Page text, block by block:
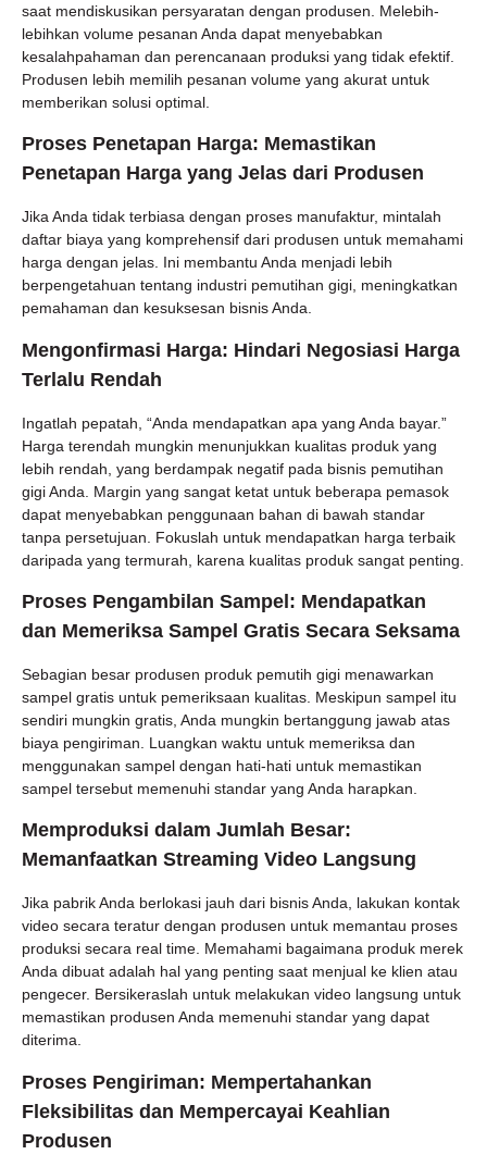
saat mendiskusikan persyaratan dengan produsen. Melebih-
lebihkan volume pesanan Anda dapat menyebabkan
kesalahpahaman dan perencanaan produksi yang tidak efektif.
Produsen lebih memilih pesanan volume yang akurat untuk
memberikan solusi optimal.
Proses Penetapan Harga: Memastikan
Penetapan Harga yang Jelas dari Produsen
Jika Anda tidak terbiasa dengan proses manufaktur, mintalah
daftar biaya yang komprehensif dari produsen untuk memahami
harga dengan jelas. Ini membantu Anda menjadi lebih
berpengetahuan tentang industri pemutihan gigi, meningkatkan
pemahaman dan kesuksesan bisnis Anda.
Mengonfirmasi Harga: Hindari Negosiasi Harga
Terlalu Rendah
Ingatlah pepatah, “Anda mendapatkan apa yang Anda bayar.”
Harga terendah mungkin menunjukkan kualitas produk yang
lebih rendah, yang berdampak negatif pada bisnis pemutihan
gigi Anda. Margin yang sangat ketat untuk beberapa pemasok
dapat menyebabkan penggunaan bahan di bawah standar
tanpa persetujuan. Fokuslah untuk mendapatkan harga terbaik
daripada yang termurah, karena kualitas produk sangat penting.
Proses Pengambilan Sampel: Mendapatkan
dan Memeriksa Sampel Gratis Secara Seksama
Sebagian besar produsen produk pemutih gigi menawarkan
sampel gratis untuk pemeriksaan kualitas. Meskipun sampel itu
sendiri mungkin gratis, Anda mungkin bertanggung jawab atas
biaya pengiriman. Luangkan waktu untuk memeriksa dan
menggunakan sampel dengan hati-hati untuk memastikan
sampel tersebut memenuhi standar yang Anda harapkan.
Memproduksi dalam Jumlah Besar:
Memanfaatkan Streaming Video Langsung
Jika pabrik Anda berlokasi jauh dari bisnis Anda, lakukan kontak
video secara teratur dengan produsen untuk memantau proses
produksi secara real time. Memahami bagaimana produk merek
Anda dibuat adalah hal yang penting saat menjual ke klien atau
pengecer. Bersikeraslah untuk melakukan video langsung untuk
memastikan produsen Anda memenuhi standar yang dapat
diterima.
Proses Pengiriman: Mempertahankan
Fleksibilitas dan Mempercayai Keahlian
Produsen